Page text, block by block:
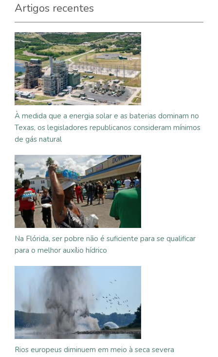
Artigos recentes
À medida que a energia solar e as baterias dominam no
Texas, os legisladores republicanos consideram mínimos
de gás natural
Na Flórida, ser pobre não é suficiente para se qualificar
para o melhor auxílio hídrico
Rios europeus diminuem em meio à seca severa